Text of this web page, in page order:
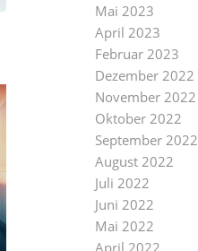
Mai 2023
April 2023
Februar 2023
Dezember 2022
November 2022
Oktober 2022
September 2022
August 2022
Juli 2022
Juni 2022
Mai 2022
April 2022